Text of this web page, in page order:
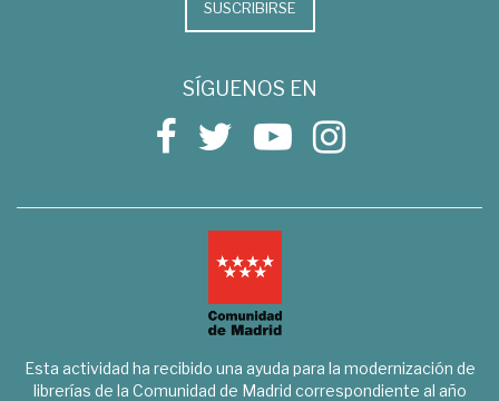
SUSCRIBIRSE
SÍGUENOS EN
Esta actividad ha recibido una ayuda para la modernización de
librerías de la Comunidad de Madrid correspondiente al año